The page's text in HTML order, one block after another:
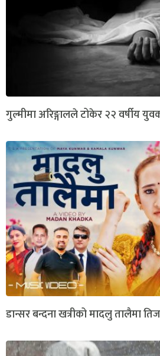
गुल्मीमा अरिङ्गालले टोकेर २२ वर्षीय
डान्सर बन्दना खत्रीको मादलु तालैमा